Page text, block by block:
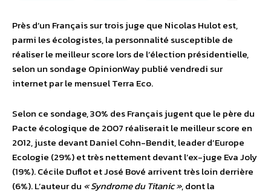
Près d’un Français sur trois juge que Nicolas Hulot est,
parmi les écologistes, la personnalité susceptible de
réaliser le meilleur score lors de l’élection présidentielle,
selon un sondage OpinionWay publié vendredi sur
internet par le mensuel Terra Eco.
Selon ce sondage, 30% des Français jugent que le père du
Pacte écologique de 2007 réaliserait le meilleur score en
2012, juste devant Daniel Cohn-Bendit, leader d’Europe
Ecologie (29%) et très nettement devant l’ex-juge Eva Joly
(19%). Cécile Duflot et José Bové arrivent très loin derrière
(6%). L’auteur du « Syndrome du Titanic », dont la